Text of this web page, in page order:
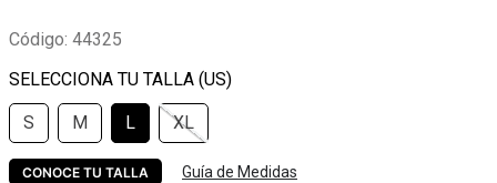
Código: 44325
S M L XL
CONOCE TU TALLA Guía de Medidas